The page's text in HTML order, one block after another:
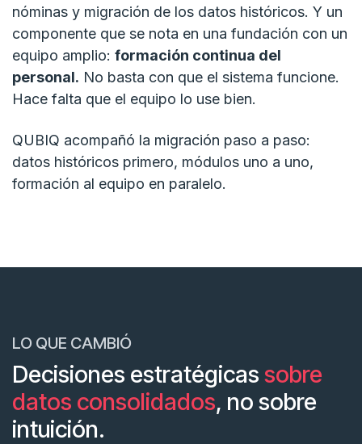
nóminas y migración de los datos históricos. Y un
componente que se nota en una fundación con un
equipo amplio: formación continua del
personal. No basta con que el sistema funcione.
Hace falta que el equipo lo use bien.
QUBIQ acompañó la migración paso a paso:
datos históricos primero, módulos uno a uno,
formación al equipo en paralelo.
LO QUE CAMBIÓ
Decisiones estratégicas sobre
datos consolidados, no sobre
intuición.